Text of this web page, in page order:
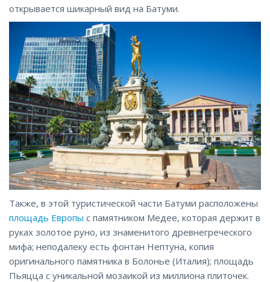
открывается шикарный вид на Батуми.
Также, в этой туристической части Батуми расположены
площадь Европы с памятником Медее, которая держит в
руках золотое руно, из знаменитого древнегреческого
мифа; неподалеку есть фонтан Нептуна, копия
оригинального памятника в Болонье (Италия); площадь
Пьяцца с уникальной мозаикой из миллиона плиточек.